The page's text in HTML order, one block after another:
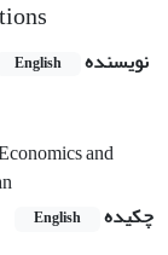
نویسنده English
and
چکیده
English